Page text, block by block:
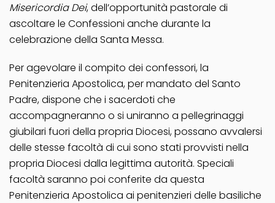
Misericordia Dei, dell’opportunità pastorale di
ascoltare le Confessioni anche durante la
celebrazione della Santa Messa.
Per agevolare il compito dei confessori, la
Penitenzieria Apostolica, per mandato del Santo
Padre, dispone che i sacerdoti che
accompagneranno o si uniranno a pellegrinaggi
giubilari fuori della propria Diocesi, possano avvalersi
delle stesse facoltà di cui sono stati provvisti nella
propria Diocesi dalla legittima autorità. Speciali
facoltà saranno poi conferite da questa
Penitenzieria Apostolica ai penitenzieri delle basiliche